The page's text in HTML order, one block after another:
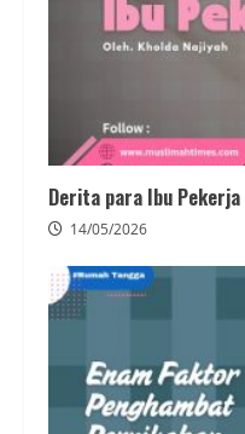
Derita para Ibu Pekerja
14/05/2026